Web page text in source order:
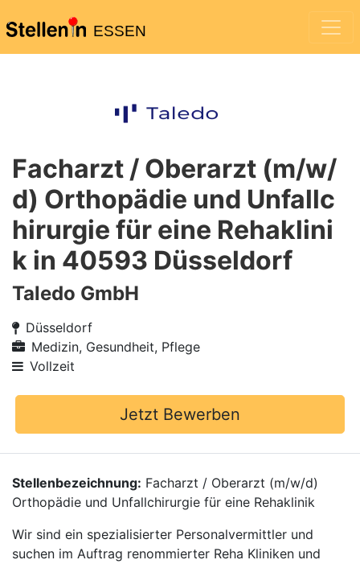
ESSEN
Facharzt / Oberarzt (m/w/
d) Orthopädie und Unfallc
hirurgie für eine Rehaklini
k in 40593 Düsseldorf
Taledo GmbH
Düsseldorf
Medizin, Gesundheit, Pflege
Vollzeit
Jetzt Bewerben
Stellenbezeichnung: Facharzt / Oberarzt (m/w/d)
Orthopädie und Unfallchirurgie für eine Rehaklinik
Wir sind ein spezialisierter Personalvermittler und
suchen im Auftrag renommierter Reha Kliniken und